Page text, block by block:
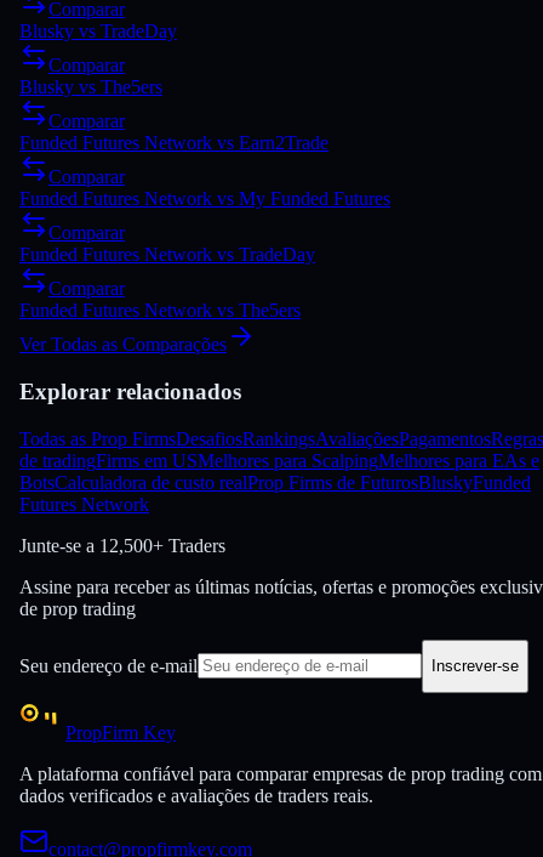
Comparar
Blusky vs TradeDay
Comparar
Blusky vs The5ers
Comparar
Funded Futures Network vs Earn2Trade
Comparar
Funded Futures Network vs My Funded Futures
Comparar
Funded Futures Network vs TradeDay
Comparar
Funded Futures Network vs The5ers
Ver Todas as Comparações
Explorar relacionados
Todas as Prop FirmsDesafiosRankingsAvaliaçõesPagamentosRegras
de tradingFirms em USMelhores para ScalpingMelhores para EAs e
BotsCalculadora de custo realProp Firms de FuturosBluskyFunded
Futures Network
Junte-se a 12,500+ Traders
Assine para receber as últimas notícias, ofertas e promoções
de prop trading
Seu endereço de e-mail Inscrever-se
PropFirm Key
A plataforma confiável para comparar empresas de prop trading com
dados verificados e avaliações de traders reais.
contact@propfirmkey.com